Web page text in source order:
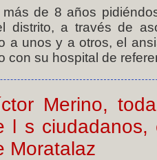
de 8 años
distrito, a través de
a unos y a otros, el
con su hospital de
Merino,
l s ciudadanos,
Moratalaz